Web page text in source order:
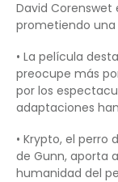
David Corenswet
prometiendo
• La película
preocupe más
por los
adaptaciones
• Krypto, el
de Gunn, aporta
humanidad del